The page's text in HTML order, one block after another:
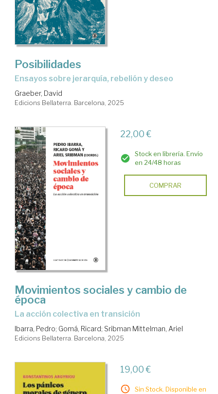
Posibilidades
Ensayos sobre jerarquía, rebelión y deseo
Graeber, David
Edicions Bellaterra. Barcelona, 2025
22,00 €
Stock en librería. Envío
en 24/48 horas
COMPRAR
Movimientos sociales y cambio de
época
La acción colectiva en transición
Ibarra, Pedro; Gomá, Ricard; Sribman Mittelman, Ariel
Edicions Bellaterra. Barcelona, 2025
19,00 €
Sin Stock. Disponible en